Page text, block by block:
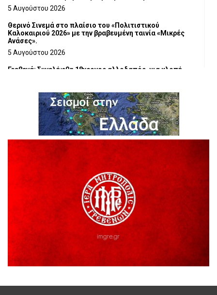
5 Αυγούστου 2026
Θερινό Σινεμά στο πλαίσιο του «Πολιτιστικού
Καλοκαιριού 2026» με την βραβευμένη ταινία «Μικρές
Ανάσες».
5 Αυγούστου 2026
Γρεβενά: Συνελήφθη 18χρονος αλλοδαπός, για κλοπή
ΑΗ ΛΑΟΣ | 5 Αυγούστου | Υπαίθριο Θέατρο “Καστράκι”,
5 Αυγούστου 2026
41η Γιορτή Κρασιού στο Τρίκωμο – «Γιορτή Παράδοσης»
5 Αυγούστου 2026
ΜΟΡΙΟΔΟΤΟΥΜΕΝΑ ΣΕΜΙΝΑΡΙΑ ΑΠΟ ΤΟ ΠΑΝΕΠΙΣΤΗΜΙΟ
ΠΕΙΡΑΙΑ
5 Αυγούστου 2026
ΕΥΧΑΡΙΣΤΙΕΣ Φυσιολατρικού Συλλόγου Γρεβενών
4 Αυγούστου 2026
Έκτακτη χρηματοδότηση 400.000€ για επιπλέον εργασίες
στο Δημοτικό Στάδιο Γρεβενών «Μίλτος Τεντόγλου»
4 Αυγούστου 2026
4 Αυγούστου 2026